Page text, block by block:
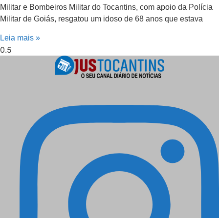
Militar e Bombeiros Militar do Tocantins, com apoio da Polícia
Militar de Goiás, resgatou um idoso de 68 anos que estava
Leia mais »